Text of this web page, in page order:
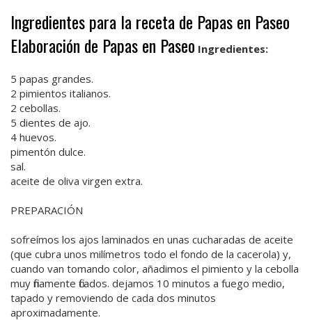
Ingredientes para la receta de Papas en Paseo
Elaboración de Papas en Paseo Ingredientes:
5 papas grandes.
2 pimientos italianos.
2 cebollas.
5 dientes de ajo.
4 huevos.
pimentón dulce.
sal.
aceite de oliva virgen extra.
PREPARACIÓN
sofreímos los ajos laminados en unas cucharadas de aceite
(que cubra unos milímetros todo el fondo de la cacerola) y,
cuando van tomando color, añadimos el pimiento y la cebolla
muy finamente ficados. dejamos 10 minutos a fuego medio,
tapado y removiendo de cada dos minutos
aproximadamente.